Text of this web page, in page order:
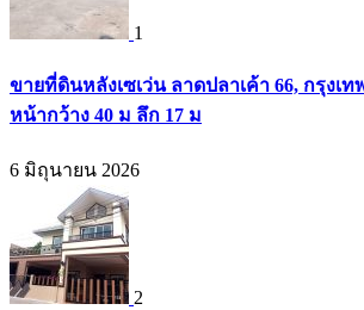
1
ขายที่ดินหลังเซเว่น ลาดปลาเค้า 66, กรุงเท
หน้ากว้าง 40 ม ลึก 17 ม
6 มิถุนายน 2026
2